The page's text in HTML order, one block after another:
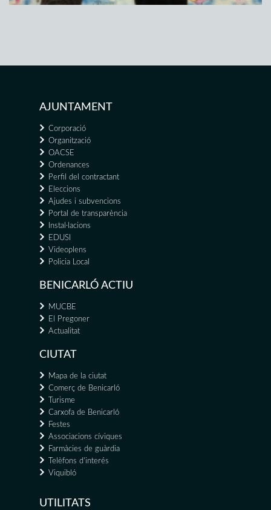
AJUNTAMENT
Corporació
Organització
OACSE
Ordenances
Perfil del contractant
Eleccions
Ajudes i subvencions
Portal de transparència
Instal·lacions
EDUSI
Videoplens
Policia Local
BENICARLÓ ACTIU
MUCBE
El Pregoner
Actualitat
CIUTAT
Mapa de la ciutat
Comerç de Benicarló
Turisme
Carxofa de Benicarló
Festes
Associacions cíviques
Farmàcies de guàrdia
Telèfons d'interés
Viquibló
UTILITATS